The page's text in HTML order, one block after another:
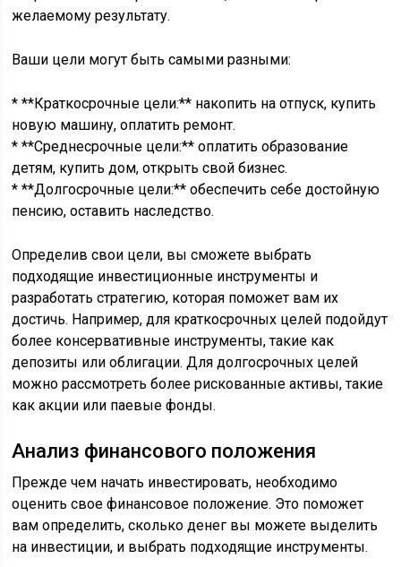
желаемому результату.
Ваши цели могут быть самыми разными:
* **Краткосрочные цели:** накопить на отпуск, купить
новую машину, оплатить ремонт.
* **Среднесрочные цели:** оплатить образование
детям, купить дом, открыть свой бизнес.
* **Долгосрочные цели:** обеспечить себе достойную
пенсию, оставить наследство.
Определив свои цели, вы сможете выбрать
подходящие инвестиционные инструменты и
разработать стратегию, которая поможет вам их
достичь. Например, для краткосрочных целей подойдут
более консервативные инструменты, такие как
депозиты или облигации. Для долгосрочных целей
можно рассмотреть более рискованные активы, такие
как акции или паевые фонды.
Анализ финансового положения
Прежде чем начать инвестировать, необходимо
оценить свое финансовое положение. Это поможет
вам определить, сколько денег вы можете выделить
на инвестиции, и выбрать подходящие инструменты.